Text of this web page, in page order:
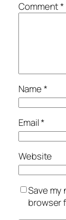
Comment*
Name*
Email*
Website
Save my
browser